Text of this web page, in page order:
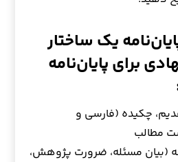
یک ساختار
برای پایان‌نامه
چکیده (فارسی و
مطالب
(بیان مسئله، ضرورت پژوهش،